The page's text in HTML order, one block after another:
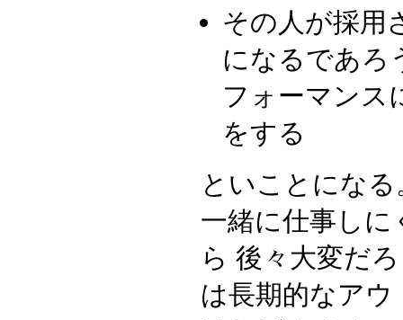
その人が採用
になるであろ
フォーマンス
をする
といことにな
一緒に仕事し
ら 後々大変だ
は長期的なア